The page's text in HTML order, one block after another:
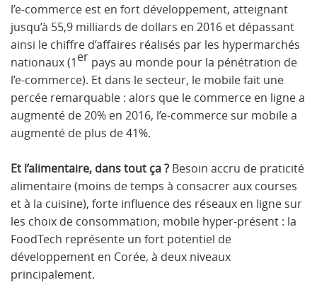
l’e-commerce est en fort développement, atteignant
jusqu’à 55,9 milliards de dollars en 2016 et dépassant
ainsi le chiffre d’affaires réalisés par les hypermarchés
nationaux (1er pays au monde pour la pénétration de
l’e-commerce). Et dans le secteur, le mobile fait une
percée remarquable : alors que le commerce en ligne a
augmenté de 20% en 2016, l’e-commerce sur mobile a
augmenté de plus de 41%.
Et l’alimentaire, dans tout ça ? Besoin accru de praticité
alimentaire (moins de temps à consacrer aux courses
et à la cuisine), forte influence des réseaux en ligne sur
les choix de consommation, mobile hyper-présent : la
FoodTech représente un fort potentiel de
développement en Corée, à deux niveaux
principalement.